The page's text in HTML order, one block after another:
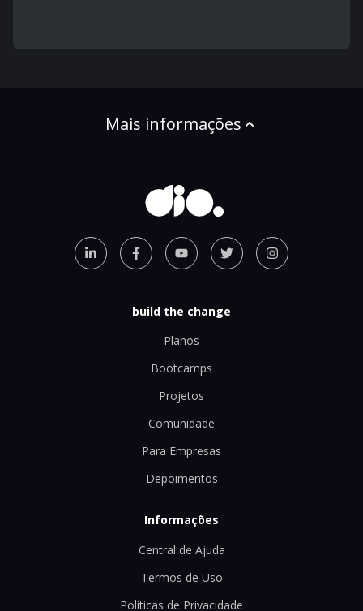
Mais informações
build the change
Planos
Bootcamps
Projetos
Comunidade
Para Empresas
Depoimentos
Informações
Central de Ajuda
Termos de Uso
Políticas de Privacidade